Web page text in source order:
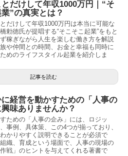
だけして年収1000万円｜“そ
”の真実とは？
とだけして年収1000万円は本当に可能な
勅徳氏が提唱する“そこそこ起業”をもと
稼ぎながら人生を楽しむ働き方を解説
や仲間との時間、お金と幸福も同時に
めのライフスタイル起業を紹介しま
記事を読む
に経営を動かすための「人事の
味ありませんか？
ための「人事の企み」には、ロジッ
事例、具体策、この4つが揃っており、
かりやすく説明できることが必須で
織、育成という場面で、人事の現場の
作戦」のヒントを与えてくれる著書で